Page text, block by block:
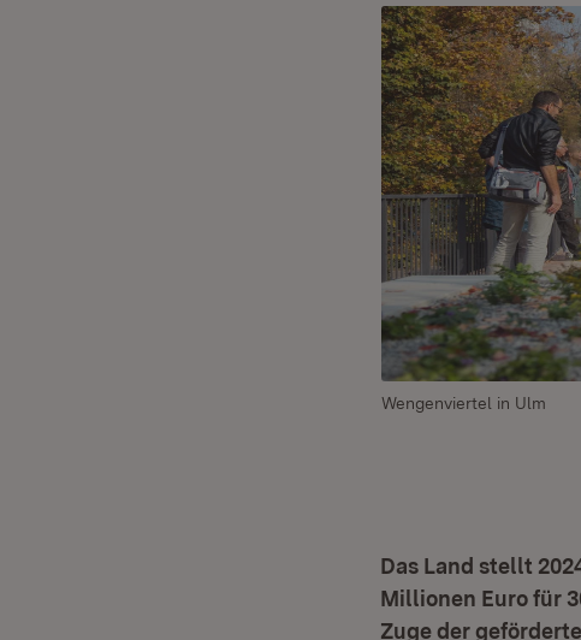
Wengenviertel in Ulm
Das Land stellt
Millionen Euro für
Zuge der